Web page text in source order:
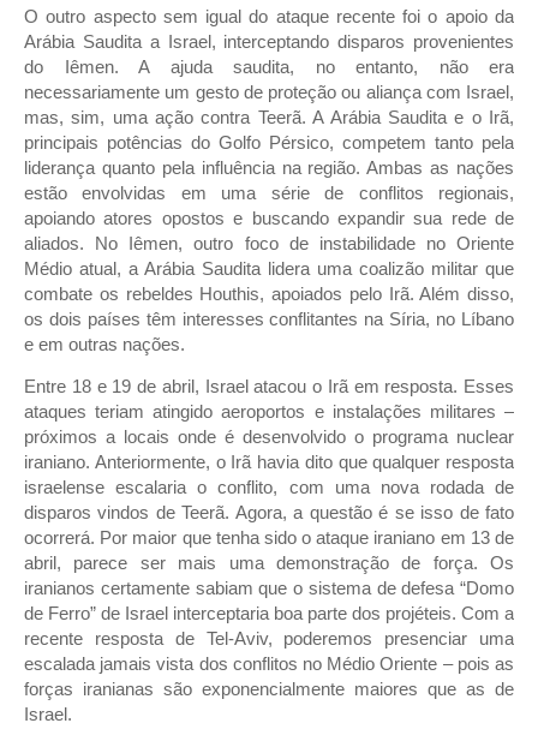
O outro aspecto sem igual do ataque recente foi o apoio da
Arábia Saudita a Israel, interceptando disparos provenientes
do Iêmen. A ajuda saudita, no entanto, não era
necessariamente um gesto de proteção ou aliança com Israel,
mas, sim, uma ação contra Teerã. A Arábia Saudita e o Irã,
principais potências do Golfo Pérsico, competem tanto pela
liderança quanto pela influência na região. Ambas as nações
estão envolvidas em uma série de conflitos regionais,
apoiando atores opostos e buscando expandir sua rede de
aliados. No Iêmen, outro foco de instabilidade no Oriente
Médio atual, a Arábia Saudita lidera uma coalizão militar que
combate os rebeldes Houthis, apoiados pelo Irã. Além disso,
os dois países têm interesses conflitantes na Síria, no Líbano
e em outras nações.
Entre 18 e 19 de abril, Israel atacou o Irã em resposta. Esses
ataques teriam atingido aeroportos e instalações militares –
próximos a locais onde é desenvolvido o programa nuclear
iraniano. Anteriormente, o Irã havia dito que qualquer resposta
israelense escalaria o conflito, com uma nova rodada de
disparos vindos de Teerã. Agora, a questão é se isso de fato
ocorrerá. Por maior que tenha sido o ataque iraniano em 13 de
abril, parece ser mais uma demonstração de força. Os
iranianos certamente sabiam que o sistema de defesa “Domo
de Ferro” de Israel interceptaria boa parte dos projéteis. Com a
recente resposta de Tel-Aviv, poderemos presenciar uma
escalada jamais vista dos conflitos no Médio Oriente – pois as
forças iranianas são exponencialmente maiores que as de
Israel.